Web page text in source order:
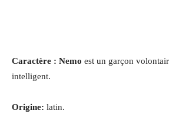
Caractère : Nemo est un garçon
intelligent.
Origine: latin.